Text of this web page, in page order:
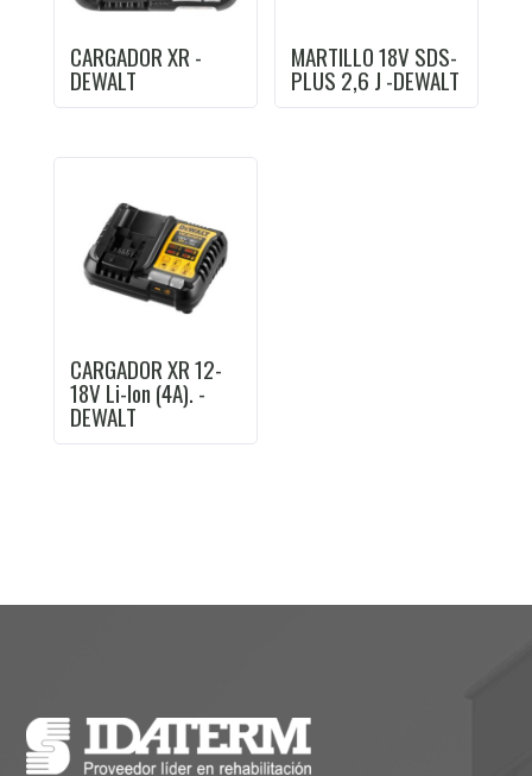
CARGADOR XR -
DEWALT
MARTILLO 18V SDS-
PLUS 2,6 J -DEWALT
CARGADOR XR 12-
18V Li-Ion (4A). -
DEWALT